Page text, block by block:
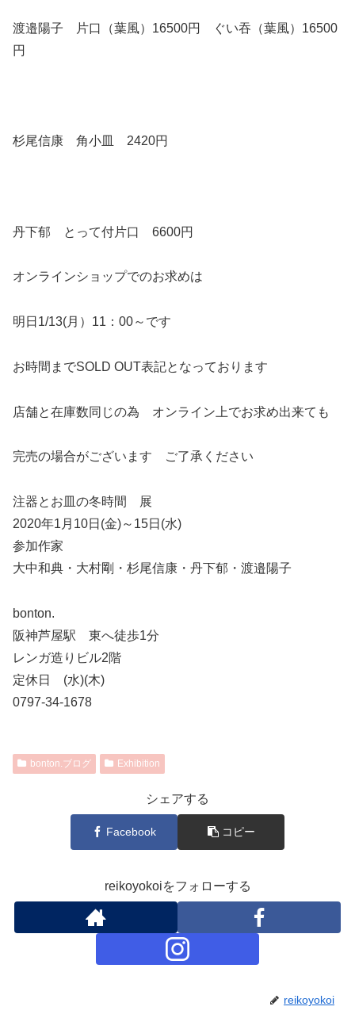
渡邉陽子 片口（葉風）16500円 ぐい吞（葉風）16500
円
杉尾信康 角小皿 2420円
丹下郁 とって付片口 6600円
オンラインショップでのお求めは
明日1/13(月）11：00～です
お時間までSOLD OUT表記となっております
店舗と在庫数同じの為 オンライン上でお求め出来ても
完売の場合がございます ご了承ください
注器とお皿の冬時間 展
2020年1月10日(金)～15日(水)
参加作家
大中和典・大村剛・杉尾信康・丹下郁・渡邉陽子
bonton.
阪神芦屋駅 東へ徒歩1分
レンガ造りビル2階
定休日 (水)(木)
0797-34-1678
bonton.ブログ Exhibition
シェアする
Facebook コピー
reikoyokoiをフォローする
reikoyokoi